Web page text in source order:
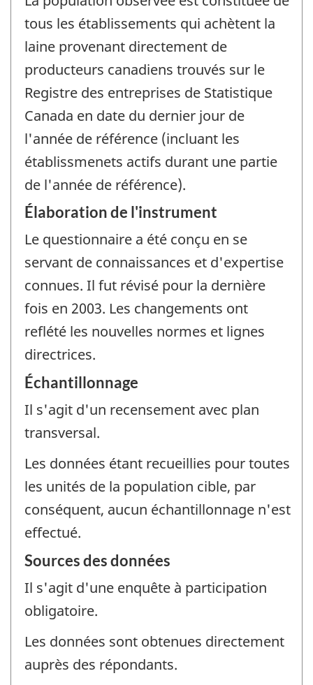
tous les établissements qui achètent la
laine provenant directement de
producteurs canadiens trouvés sur le
Registre des entreprises de Statistique
Canada en date du dernier jour de
l'année de référence (incluant les
établissmenets actifs durant une partie
de l'année de référence).
Élaboration de l'instrument
Le questionnaire a été conçu en se
servant de connaissances et d'expertise
connues. Il fut révisé pour la dernière
fois en 2003. Les changements ont
reflété les nouvelles normes et lignes
directrices.
Échantillonnage
Il s'agit d'un recensement avec plan
transversal.
Les données étant recueillies pour toutes
les unités de la population cible, par
conséquent, aucun échantillonnage n'est
effectué.
Sources des données
Il s'agit d'une enquête à participation
obligatoire.
Les données sont obtenues directement
auprès des répondants.